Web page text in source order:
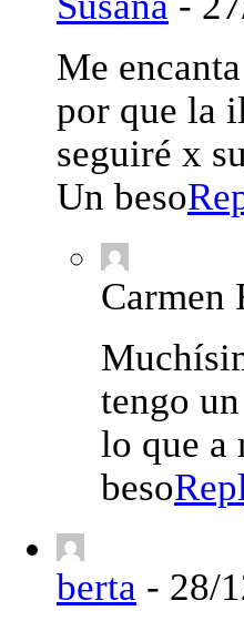
Me
por que la
seguiré x
Un beso
Carmen
tengo
lo que a
beso
berta - 28/